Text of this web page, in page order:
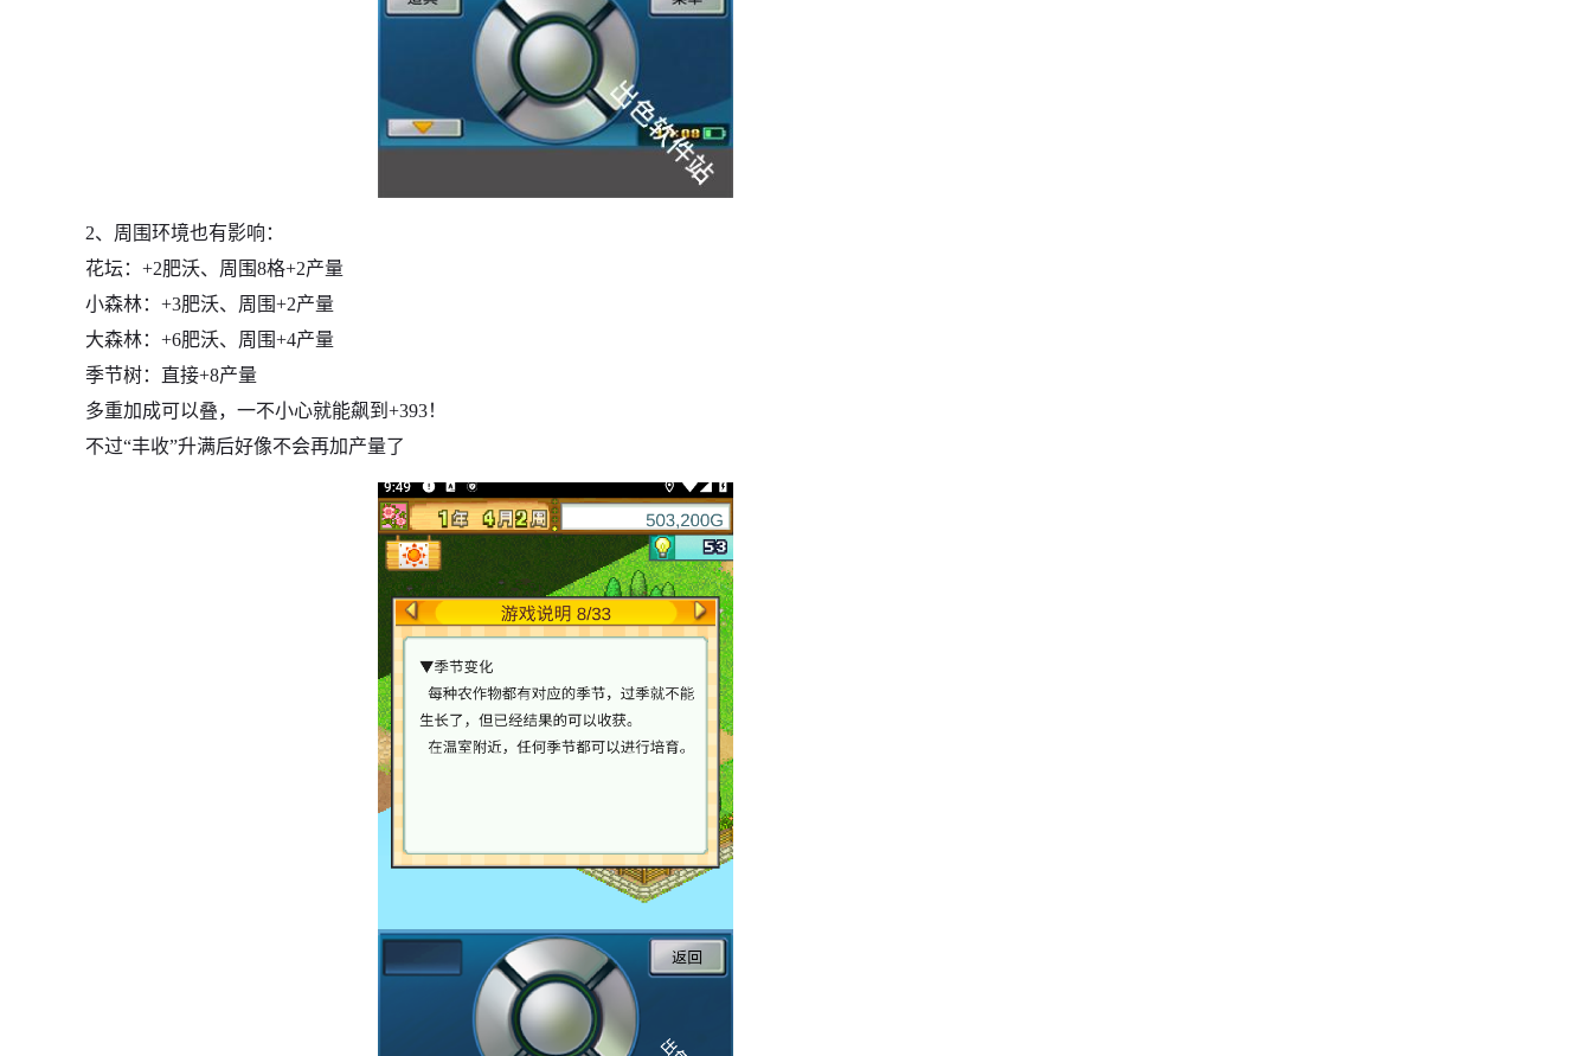
2、周围环境也有影响：
花坛：+2肥沃、周围8格+2产量
小森林：+3肥沃、周围+2产量
大森林：+6肥沃、周围+4产量
季节树：直接+8产量
多重加成可以叠，一不小心就能飙到+393！
不过“丰收”升满后好像不会再加产量了